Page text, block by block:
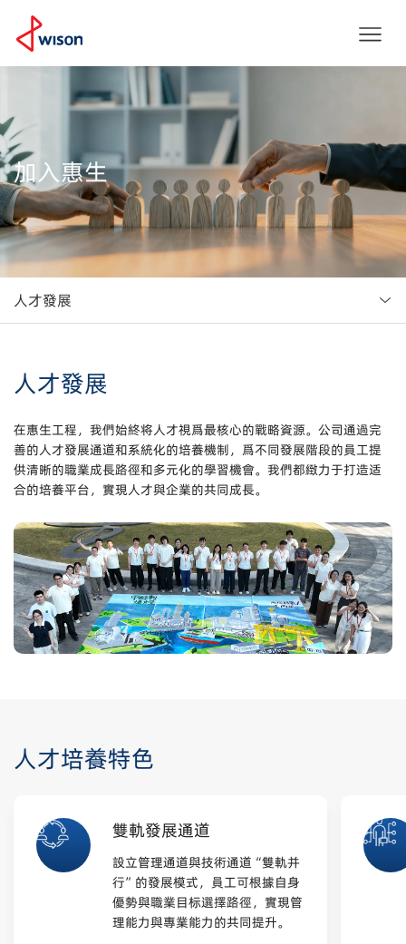
加入惠生
人才發展
人才發展
在惠生工程，我們始終将人才視爲最核心的戰略資源。公司通過完
善的人才發展通道和系統化的培養機制，爲不同發展階段的員工提
供清晰的職業成長路徑和多元化的學習機會。我們都緻力于打造适
合的培養平台，實現人才與企業的共同成長。
人才培養特色
雙軌發展通道
設立管理通道與技術通道“雙軌并
行”的發展模式，員工可根據自身
優勢與職業目标選擇路徑，實現管
理能力與專業能力的共同提升。